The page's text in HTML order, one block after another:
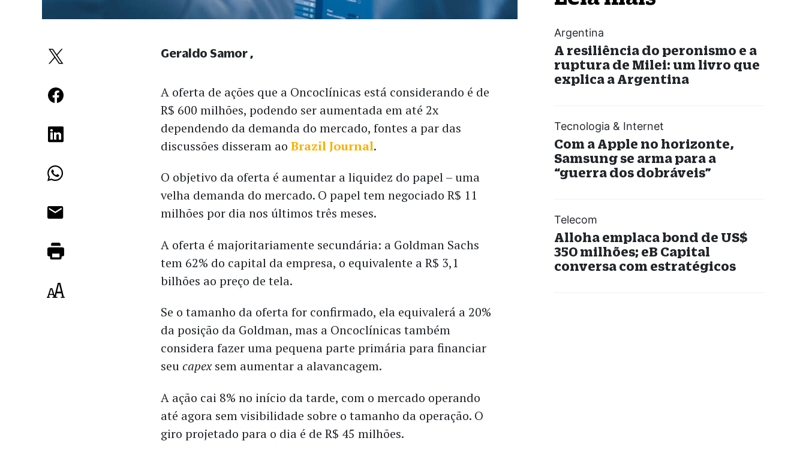
A oferta de ações que a Oncoclínicas está considerando é de
R$ 600 milhões, podendo ser aumentada em até 2x
dependendo da demanda do mercado, fontes a par das
discussões disseram aoBrazil Journal.
O objetivo da oferta é aumentar a liquidez do papel – uma
velha demanda do mercado. O papel tem negociado R$ 11
milhões por dia nos últimos três meses.
A oferta é majoritariamente secundária: a Goldman Sachs
tem 62% do capital da empresa, o equivalente a R$ 3,1
bilhões ao preço de tela.
Se o tamanho da oferta for confirmado, ela equivalerá a 20%
da posição da Goldman, mas a Oncoclínicas também
considera fazer uma pequena parte primária para financiar
seucapexsem aumentar a alavancagem.
A ação cai 8% no início da tarde, com o mercado operando
até agora sem visibilidade sobre o tamanho da operação. O
giro projetado para o dia é de R$ 45 milhões.
Geraldo Samor
Argentina
A resiliência do peronismo e a
ruptura de Milei: um livro que
explica a Argentina
Tecnologia & Internet
Com a Apple no horizonte,
Samsung se arma para a
“guerra dos dobráveis”
Telecom
Alloha emplaca bond de US$
350 milhões; eB Capital
conversa com estratégicos